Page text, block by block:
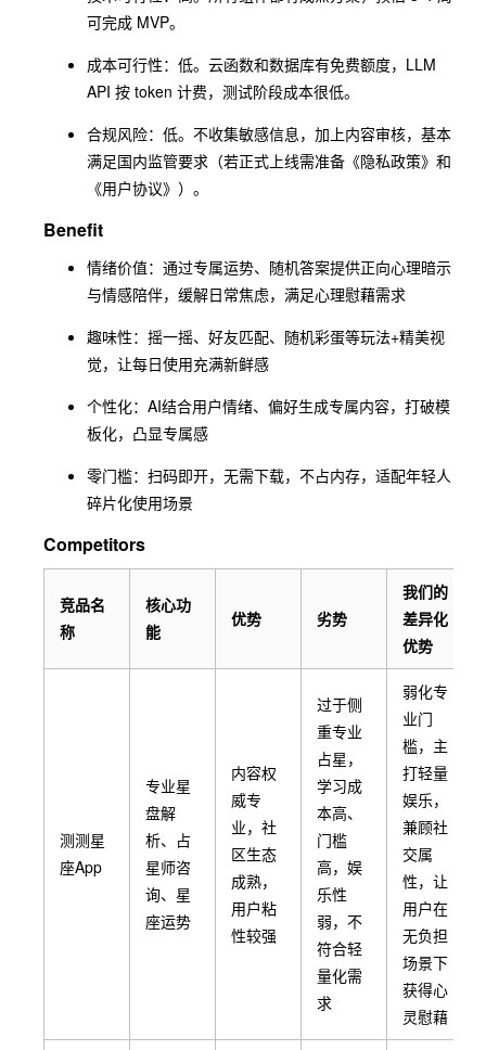
可完成 MVP。
成本可行性：低。云函数和数据库有免费额度，LLM
API 按 token 计费，测试阶段成本很低。
合规风险：低。不收集敏感信息，加上内容审核，基本
满足国内监管要求（若正式上线需准备《隐私政策》和
《用户协议》）。
Benefit
情绪价值：通过专属运势、随机答案提供正向心理暗示
与情感陪伴，缓解日常焦虑，满足心理慰藉需求
趣味性：摇一摇、好友匹配、随机彩蛋等玩法+精美视
觉，让每日使用充满新鲜感
个性化：AI结合用户情绪、偏好生成专属内容，打破模
板化，凸显专属感
零门槛：扫码即开，无需下载，不占内存，适配年轻人
碎片化使用场景
Competitors
竞品名
称
核心功
能
优势 劣势
我们的
差异化
优势
测测星
座App
专业星
盘解
析、占
星师咨
询、星
座运势
内容权
威专
业，社
区生态
成熟，
用户粘
性较强
过于侧
重专业
占星，
学习成
本高、
门槛
高，娱
乐性
弱，不
符合轻
量化需
求
弱化专
业门
槛，主
打轻量
娱乐，
兼顾社
交属
性，让
用户在
无负担
场景下
获得心
灵慰藉